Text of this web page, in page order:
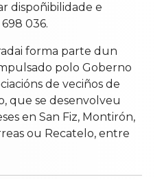
dispoñibilidade e
036.
forma parte dun
polo Goberno
de veciños de
que se desenvolveu
en San Fiz, Montirón,
ou Recatelo, entre